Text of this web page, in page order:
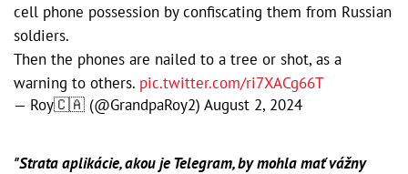
cell phone possession by confiscating them from Russian
soldiers.
Then the phones are nailed to a tree or shot, as a
warning to others. pic.twitter.com/ri7XACg66T
— Roy🇨🇦 (@GrandpaRoy2) August 2, 2024
"Strata aplikácie, akou je Telegram, by mohla mať vážny